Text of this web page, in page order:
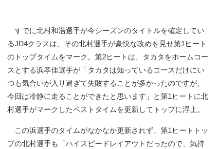
すでに北村和浩選手が今シーズンのタイトルを確定してい
るJD4クラスは、その北村選手が豪快な攻めを見せ第1ヒート
のトップタイムをマーク。第2ヒートは、タカタをホームコー
スとする浜孝佳選手が「タカタは知っているコースだけにい
つも気合いが入り過ぎて失敗することが多かったのですが、
今回は冷静に走ることができたと思います」と第1ヒートに北
村選手がマークしたベストタイムを更新してトップに浮上。
この浜選手のタイムがなかなか更新されず、第1ヒートトッ
プの北村選手も「ハイスピードレイアウトだったので、気持